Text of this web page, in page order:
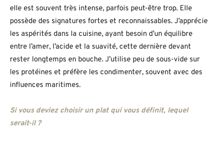
elle est souvent très intense, parfois peut-être trop. Elle
possède des signatures fortes et reconnaissables. J’apprécie
les aspérités dans la cuisine, ayant besoin d’un équilibre
entre l’amer, l’acide et la suavité, cette dernière devant
rester longtemps en bouche. J’utilise peu de sous-vide sur
les protéines et préfère les condimenter, souvent avec des
influences maritimes.
Si vous deviez choisir un plat qui vous définit, lequel
serait-il ?